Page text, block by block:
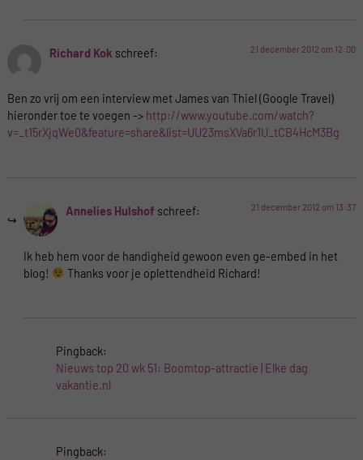
Richard Kok schreef: 21 december 2012 om 12:00
Ben zo vrij om een interview met James van Thiel (Google Travel)
hieronder toe te voegen -> http://www.youtube.com/watch?
v=_t15rXjqWe0&feature=share&list=UU23msXVa6r1U_tCB4HcM3Bg
Annelies Hulshof schreef: 21 december 2012 om 13:37
Ik heb hem voor de handigheid gewoon even ge-embed in het
blog!
Thanks voor je oplettendheid Richard!
Pingback:
Nieuws top 20 wk 51: Boomtop-attractie | Elke dag
vakantie.nl
Pingback: